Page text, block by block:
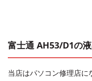
富士通 AH53/D1の
当店はパソコン修理店